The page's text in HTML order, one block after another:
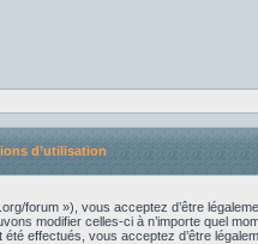
d’utilisation
»), vous acceptez d’être
modifier celles-ci à n’importe quel
effectués, vous acceptez d’être